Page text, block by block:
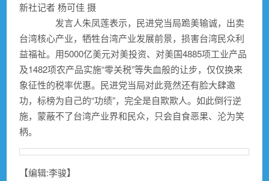
新社记者 杨可佳 摄
发言人朱凤莲表示，民进党当局跪美输诚，出卖
台湾核心产业，牺牲台湾产业发展前景，损害台湾民众利
益福祉。用5000亿美元对美投资、对美国4885项工业产品
及1482项农产品实施“零关税”等失血般的让步，仅仅换来
象征性的税率优惠。民进党当局对此竟然还有脸大肆邀
功，标榜为自己的“功绩”，完全是自欺欺人。如此倒行逆
施，蒙蔽不了台湾产业界和民众，只会自食恶果、沦为笑
柄。
【编辑:李骏】